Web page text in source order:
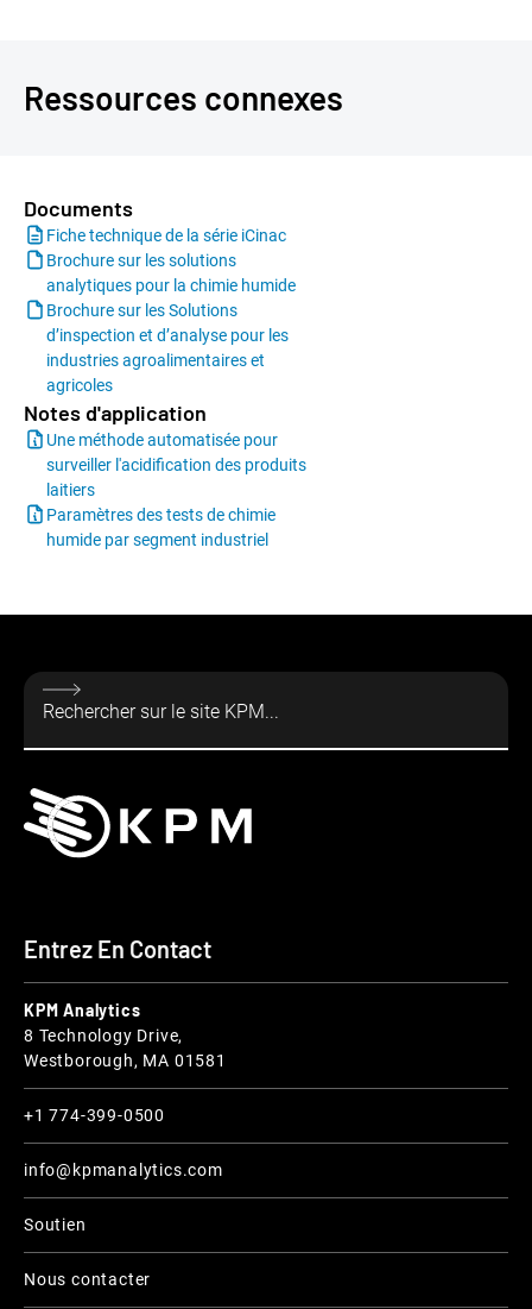
Ressources connexes
Documents
Fiche technique de la série iCinac
Brochure sur les solutions
analytiques pour la chimie humide
Brochure sur les Solutions
d’inspection et d’analyse pour les
industries agroalimentaires et
agricoles
Notes d'application
Une méthode automatisée pour
surveiller l'acidification des produits
laitiers
Paramètres des tests de chimie
humide par segment industriel
Entrez En Contact
KPM Analytics
8 Technology Drive,
Westborough, MA 01581
+1 774-399-0500
info@kpmanalytics.com
Soutien
Nous contacter